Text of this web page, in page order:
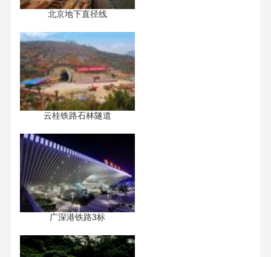
北京地下直径线
云桂铁路石林隧道
广深港铁路3标